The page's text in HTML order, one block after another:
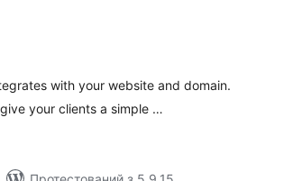
with your website and domain.
your clients a simple …